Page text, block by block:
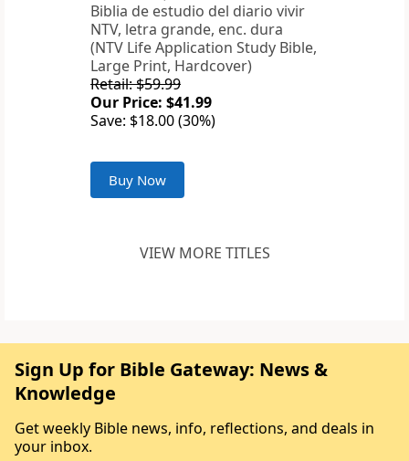
Biblia de estudio del diario vivir
NTV, letra grande, enc. dura
(NTV Life Application Study Bible,
Large Print, Hardcover)
Retail: $59.99
Our Price: $41.99
Save: $18.00 (30%)
Buy Now
VIEW MORE TITLES
Sign Up for Bible Gateway: News &
Knowledge
Get weekly Bible news, info, reflections, and deals in
your inbox.